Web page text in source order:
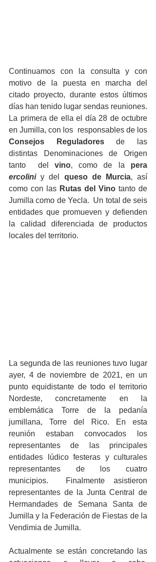
Continuamos con la consulta y con
motivo de la puesta en marcha del
citado proyecto, durante estos últimos
días han tenido lugar sendas reuniones.
La primera de ella el día 28 de octubre
Consejos Reguladores de las
distintas Denominaciones de Origen
tanto  del vino, como de la
ercolini y del queso de Murcia, así
como con las Rutas del Vino tanto de
Jumilla como de Yecla.  Un total de seis
entidades que promueven y defienden
la calidad diferenciada de productos
locales del territorio.
La segunda de las reuniones tuvo lugar
ayer, 4 de noviembre de 2021, en un
punto equidistante de todo el territorio
Nordeste, concretamente en la
emblemática Torre de la pedanía
jumillana, Torre del Rico. En esta
reunión estaban convocados los
representantes de las principales
entidades lúdico festeras y culturales
representantes de los cuatro
municipios.  Finalmente asistieron
representantes de la Junta Central de
Hermandades de Semana Santa de
Jumilla y la Federación de Fiestas de la
Vendimia de Jumilla.
Actualmente se están concretando las